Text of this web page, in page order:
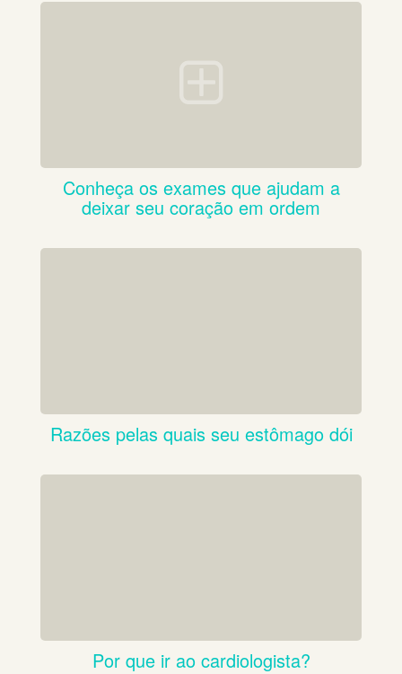
Conheça os exames que ajudam a
deixar seu coração em ordem
Razões pelas quais seu estômago dói
Por que ir ao cardiologista?